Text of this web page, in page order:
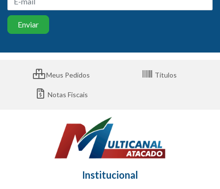
Meus Pedidos Títulos
Notas Fiscais
Institucional